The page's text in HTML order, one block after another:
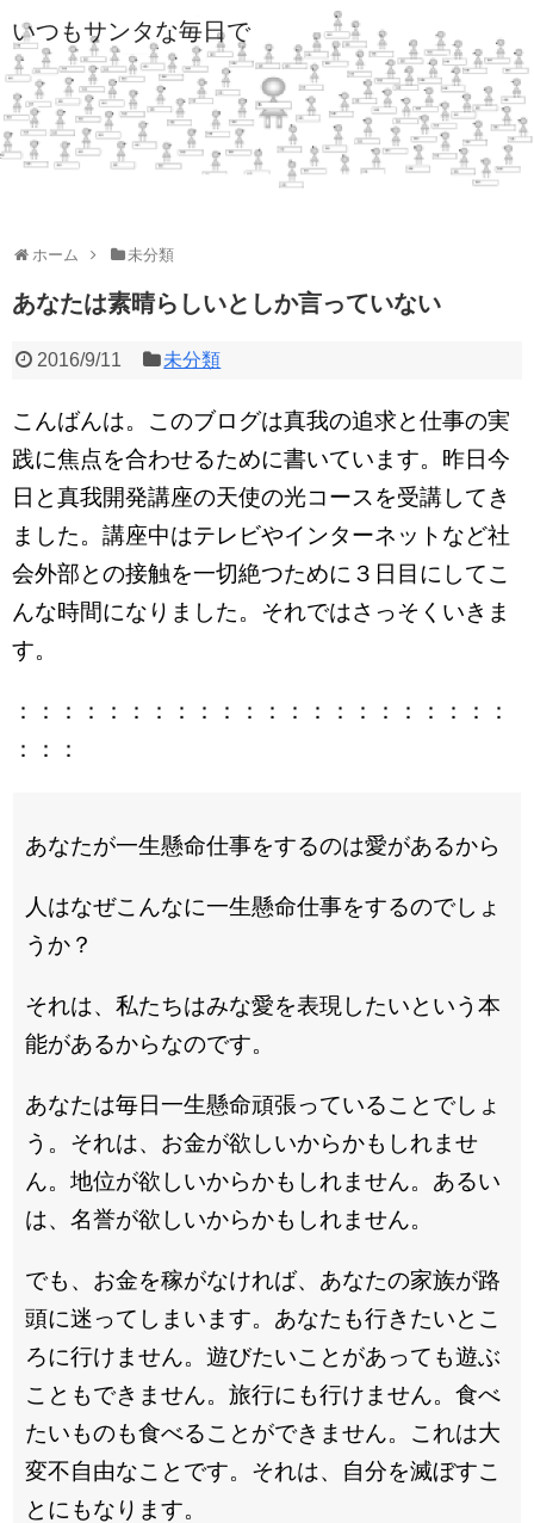
いつもサンタな毎日で
ホーム 未分類
あなたは素晴らしいとしか言っていない
2016/9/11 未分類
こんばんは。このブログは真我の追求と仕事の実
践に焦点を合わせるために書いています。昨日今
日と真我開発講座の天使の光コースを受講してき
ました。講座中はテレビやインターネットなど社
会外部との接触を一切絶つために３日目にしてこ
んな時間になりました。それではさっそくいきま
す。
：：：：：：：：：：：：：：：：：：：：：：
：：：
あなたが一生懸命仕事をするのは愛があるから
人はなぜこんなに一生懸命仕事をするのでしょ
うか？
それは、私たちはみな愛を表現したいという本
能があるからなのです。
あなたは毎日一生懸命頑張っていることでしょ
う。それは、お金が欲しいからかもしれませ
ん。地位が欲しいからかもしれません。あるい
は、名誉が欲しいからかもしれません。
でも、お金を稼がなければ、あなたの家族が路
頭に迷ってしまいます。あなたも行きたいとこ
ろに行けません。遊びたいことがあっても遊ぶ
こともできません。旅行にも行けません。食べ
たいものも食べることができません。これは大
変不自由なことです。それは、自分を滅ぼすこ
とにもなります。